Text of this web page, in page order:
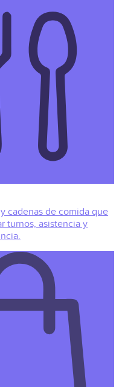
cadenas de comida que
turnos, asistencia y